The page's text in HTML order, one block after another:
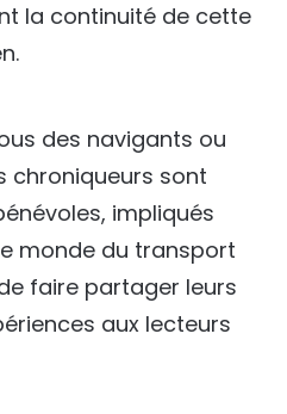
la continuité de cette
des navigants ou
chroniqueurs sont
impliqués
monde du transport
faire partager leurs
aux lecteurs